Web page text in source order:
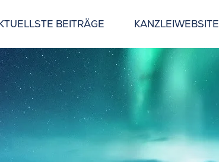
BEITRÄGE KANZLEIWEBSITE